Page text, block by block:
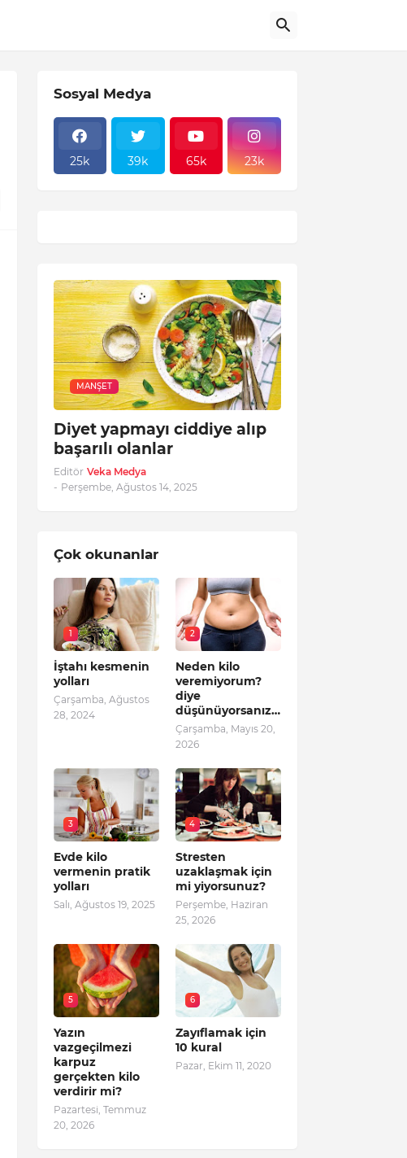
Sosyal Medya
25k 39k 65k 23k
MANŞET
Diyet yapmayı ciddiye alıp
başarılı olanlar
Editör Veka Medya
- Perşembe, Ağustos 14, 2025
Çok okunanlar
1
İştahı kesmenin
yolları
Çarşamba, Ağustos
28, 2024
2
Neden kilo
veremiyorum?
diye
düşünüyorsanız…
Çarşamba, Mayıs 20,
2026
3
Evde kilo
vermenin pratik
yolları
Salı, Ağustos 19, 2025
4
Stresten
uzaklaşmak için
mi yiyorsunuz?
Perşembe, Haziran
25, 2026
5
Yazın
vazgeçilmezi
karpuz
gerçekten kilo
verdirir mi?
Pazartesi, Temmuz
20, 2026
6
Zayıflamak için
10 kural
Pazar, Ekim 11, 2020